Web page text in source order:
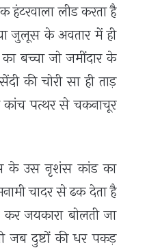
हंटरवाला लीड करता है
जुलूस के अवतार में ही
बच्चा जो जमींदार के
की चोरी सा ही ताड़
कांच पत्थर से चकनाचूर
के उस नृशंस कांड का
चादर से ढक देता है
कर जयकारा बोलती जा
दुष्टों की धर पकड़